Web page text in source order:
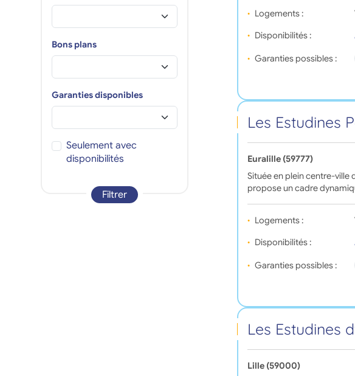
Logements :
Disponibilités :
Garanties possibles :
Les Estudines
Euralille (59777)
Située en plein centre-ville
propose un cadre
Logements :
Disponibilités :
Garanties possibles :
Les Estudines
Lille (59000)
Bons plans
Garanties disponibles
Seulement avec
disponibilités
Filtrer